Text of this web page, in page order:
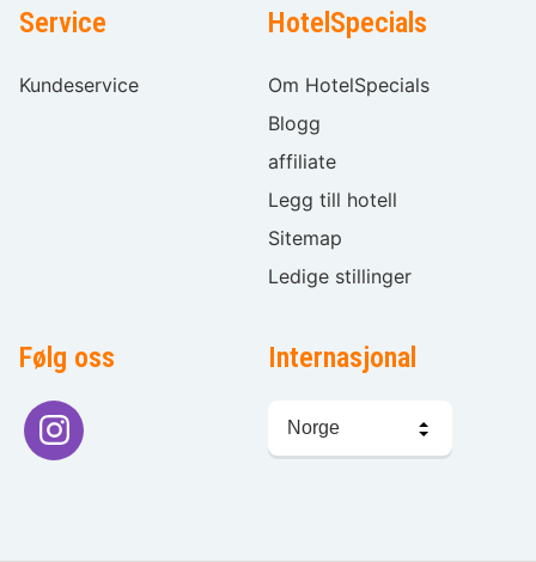
Service
Kundeservice
HotelSpecials
Om HotelSpecials
Blogg
affiliate
Legg till hotell
Sitemap
Ledige stillinger
Følg oss Internasjonal